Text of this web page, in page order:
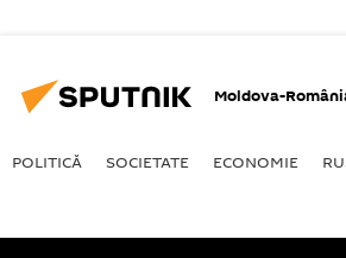
Moldova-
POLITICĂ SOCIETATE ECONOMIE